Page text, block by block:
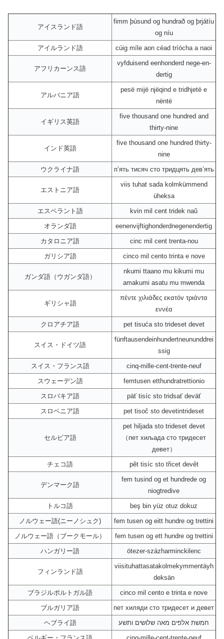
アイスランド語
fimm þúsund og hundrað og þrjátíu
og níu
アイルランド語
cúig míle aon céad tríócha a naoi
アフリカーンス語
vyfduisend eenhonderd nege-en-
dertig
アルバニア語
pesë mijë njëqind e tridhjetë e
nëntë
イギリス英語
five thousand one hundred and
thirty-nine
インド英語
five thousand one hundred thirty-
nine
ウクライナ語
пʼять тисяч сто тридцять девʼять
エストニア語
viis tuhat sada kolmkümmend
üheksa
エスペラント語
kvin mil cent tridek naŭ
オランダ語
eenenvijftighonderdnegenendertig
カタロニア語
cinc mil cent trenta-nou
ガリシア語
cinco mil cento trinta e nove
ガンダ語（ウガンダ語）
nkumi ttaano mu kikumi mu
amakumi asatu mu mwenda
ギリシャ語
πέντε χιλιάδες εκατόv τριάντα
εννέα
クロアチア語
pet tisuća sto trideset devet
スイス・ドイツ語
fünftausendeinhundertneununddrei
ssig
スイス・フランス語
cinq-mille-cent-trente-neuf
スウェーデン語
femtusen etthundratrettionio
スロバキア語
päť tisíc sto tridsať deväť
スロベニア語
pet tisoč sto devetintrideset
セルビア語
pet hiljada sto trideset devet
（пет хиљада сто тридесет
девет）
チェコ語
pět tisíc sto třicet devět
デンマーク語
fem tusind og et hundrede og
niogtredive
トルコ語
beş bin yüz otuz dokuz
ノルウェー語(ニーノシュク)
fem tusen og eitt hundre og trettini
ノルウェー語（ブークモール）
fem tusen og ett hundre og trettini
ハンガリー語
ötezer-százharminckilenc
フィンランド語
viisituhattasatakolmekymmentäyh
deksän
ブラジルポルトガル語
cinco mil cento e trinta e nove
ブルガリア語
пет хиляди сто тридесет и девет
ヘブライ語
חמשת אלפים מאה שלושים ותשע